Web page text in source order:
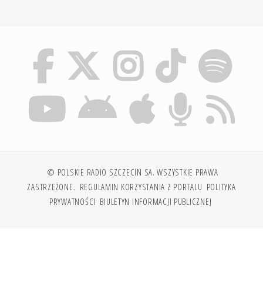
© POLSKIE RADIO SZCZECIN SA. WSZYSTKIE PRAWA
ZASTRZEŻONE. REGULAMIN KORZYSTANIA Z PORTALU POLITYKA
PRYWATNOŚCI BIULETYN INFORMACJI PUBLICZNEJ